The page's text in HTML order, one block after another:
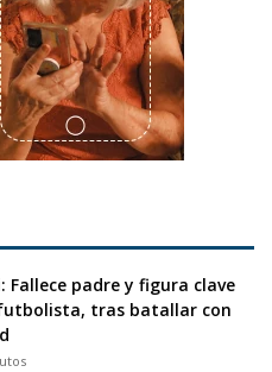
Fallece padre y figura clave
tras batallar con